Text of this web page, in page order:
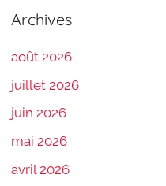
Archives
août 2026
juillet 2026
juin 2026
mai 2026
avril 2026